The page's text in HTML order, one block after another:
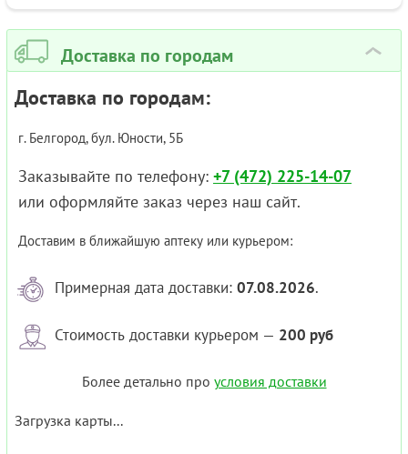
Доставка по городам ›
Доставка по городам:
г. Белгород, бул. Юности, 5Б
Заказывайте по телефону: +7 (472) 225-14-07
или оформляйте заказ через наш сайт.
Доставим в ближайшую аптеку или курьером:
Примерная дата доставки: 07.08.2026.
Стоимость доставки курьером — 200 руб
Более детально про условия доставки
Загрузка карты...